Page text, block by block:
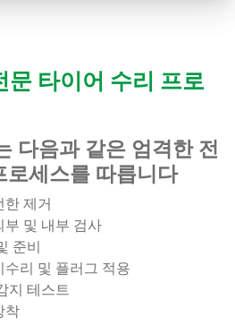
문 타이어 수리 프로
다음과 같은 엄격한 전
로세스를 따릅니다
한 제거
부 및 내부 검사
준비
수리 및 플러그 적용
지 테스트
착